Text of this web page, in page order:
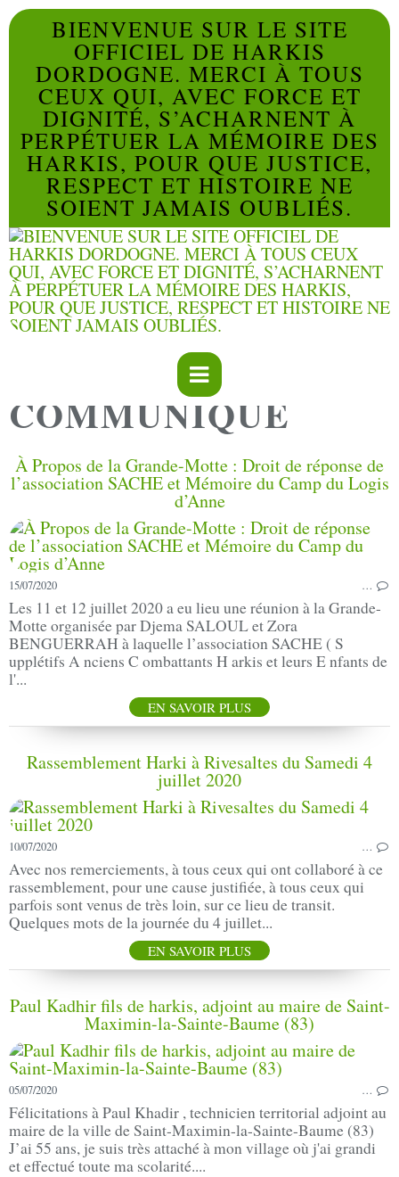
BIENVENUE SUR LE SITE
OFFICIEL DE HARKIS
DORDOGNE. MERCI À TOUS
CEUX QUI, AVEC FORCE ET
DIGNITÉ, S’ACHARNENT À
PERPÉTUER LA MÉMOIRE DES
HARKIS, POUR QUE JUSTICE,
RESPECT ET HISTOIRE NE
SOIENT JAMAIS OUBLIÉS.
COMMUNIQUE
À Propos de la Grande-Motte : Droit de réponse de
l’association SACHE et Mémoire du Camp du Logis
d’Anne
15/07/2020 …
Les 11 et 12 juillet 2020 a eu lieu une réunion à la Grande-
Motte organisée par Djema SALOUL et Zora
BENGUERRAH à laquelle l’association SACHE ( S
upplétifs A nciens C ombattants H arkis et leurs E nfants de
l'...
EN SAVOIR PLUS
Rassemblement Harki à Rivesaltes du Samedi 4
juillet 2020
10/07/2020 …
Avec nos remerciements, à tous ceux qui ont collaboré à ce
rassemblement, pour une cause justifiée, à tous ceux qui
parfois sont venus de très loin, sur ce lieu de transit.
Quelques mots de la journée du 4 juillet...
EN SAVOIR PLUS
Paul Kadhir fils de harkis, adjoint au maire de Saint-
Maximin-la-Sainte-Baume (83)
05/07/2020 …
Félicitations à Paul Khadir , technicien territorial adjoint au
maire de la ville de Saint-Maximin-la-Sainte-Baume (83)
J’ai 55 ans, je suis très attaché à mon village où j'ai grandi
et effectué toute ma scolarité....